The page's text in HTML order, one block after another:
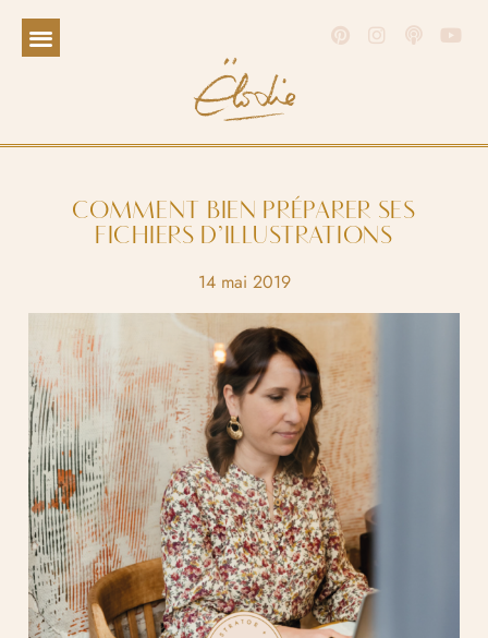
COMMENT BIEN PRÉPARER SES
FICHIERS D’ILLUSTRATIONS
14 mai 2019